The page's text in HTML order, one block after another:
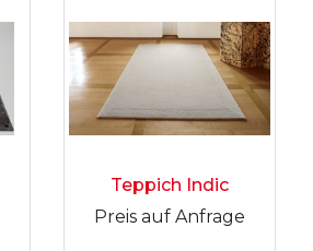
Teppich Indic
Preis auf Anfrage